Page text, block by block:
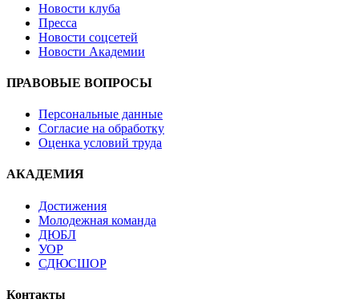
Новости клуба
Пресса
Новости соцсетей
Новости Академии
ПРАВОВЫЕ ВОПРОСЫ
Персональные данные
Согласие на обработку
Оценка условий труда
АКАДЕМИЯ
Достижения
Молодежная команда
ДЮБЛ
УОР
СДЮСШОР
Контакты